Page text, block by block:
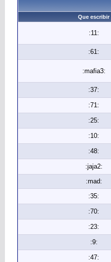
Que escribir
:11:
:61:
:mafia3:
:37:
:71:
:25:
:10:
:48:
:jaja2:
:mad:
:35:
:70:
:23:
:9:
:47: